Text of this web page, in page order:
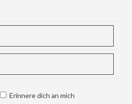
Erinnere dich an mich